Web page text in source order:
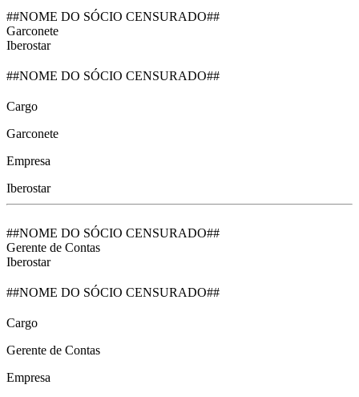
##NOME DO SÓCIO CENSURADO##
Garconete
Iberostar
##NOME DO SÓCIO CENSURADO##
Cargo
Garconete
Empresa
Iberostar
##NOME DO SÓCIO CENSURADO##
Gerente de Contas
Iberostar
##NOME DO SÓCIO CENSURADO##
Cargo
Gerente de Contas
Empresa